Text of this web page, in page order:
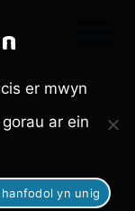
er mwyn
ar ein
yn unig